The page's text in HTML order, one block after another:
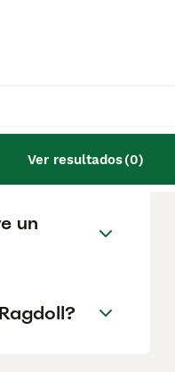
Ver resultados(0)
opciones antes
es la mejor
de un
un